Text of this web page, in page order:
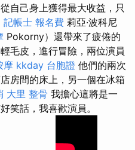
自己身上獲得最大收益，只
記帳士 報名費 莉亞·波科尼
Pokorny）還帶來了疲倦的
毛皮，進行冒險，兩位演員
摩 kkday 台胞證 他們的兩次
房間的床上，另一個在冰箱
大里 整骨 我擔心這將是一
笑話，我喜歡演員。